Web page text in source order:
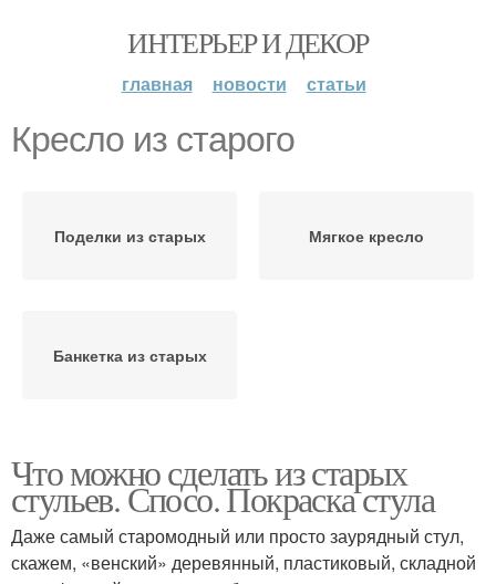
ИНТЕРЬЕР И ДЕКОР
главная новости статьи
Кресло из старого
Поделки из старых Мягкое кресло
Банкетка из старых
Что можно сделать из старых
стульев. Спосо. Покраска стула
Даже самый старомодный или просто заурядный стул,
скажем, «венский» деревянный, пластиковый, складной